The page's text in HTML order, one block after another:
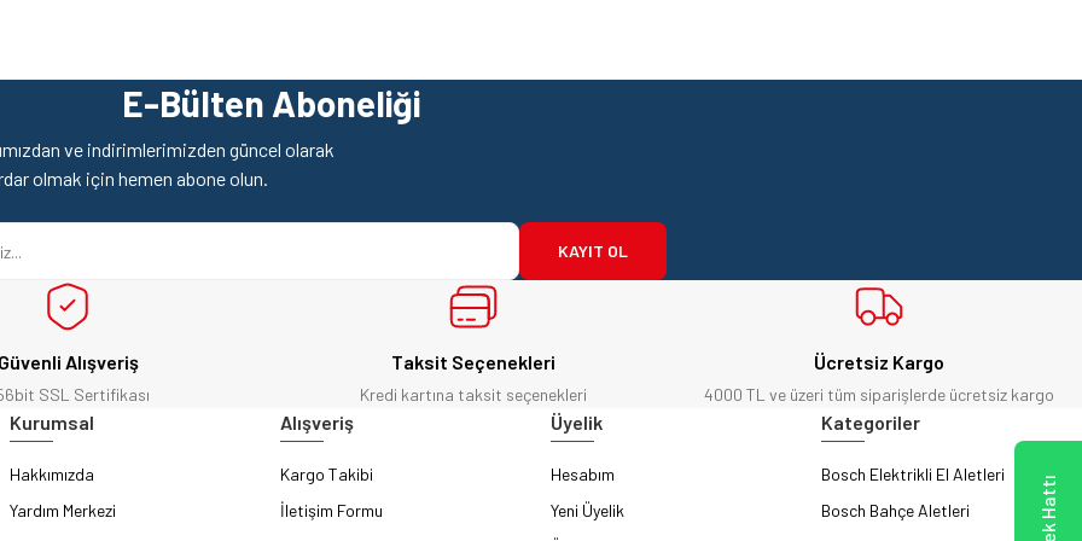
Yorum Yaz
Soru Sor
E-Bülten Aboneliği
ve indirimlerimizden güncel olarak
olmak için hemen abone olun.
KAYIT OL
Güvenli Alışveriş
SSL Sertifikası
Taksit Seçenekleri
Kredi kartına taksit seçenekleri
Ücretsiz Kargo
4000 TL ve üzeri tüm siparişlerde ücretsiz kargo
Kurumsal
Hakkımızda
Yardım Merkezi
Alışveriş
Kargo Takibi
İletişim Formu
Üyelik
Hesabım
Yeni Üyelik
Kategoriler
Bosch Elektrikli El Aletleri
Bosch Bahçe Aletleri